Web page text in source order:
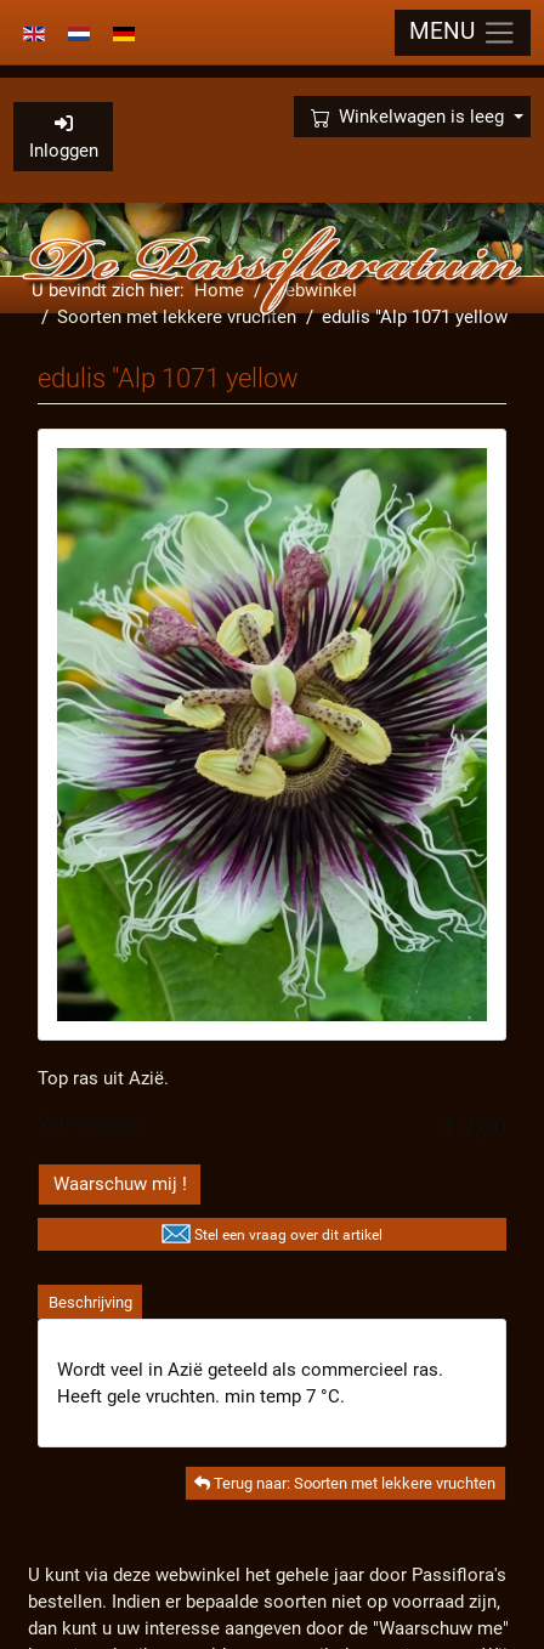
Inloggen
Winkelwagen is leeg
×
Selecteer de taal MENU
U bevindt zich hier:Home
Webwinkel
Soorten met lekkere vruchten
edulis "Alp 1071 yellow
edulis "Alp 1071 yellow
Top ras uit Azië.
Waarschuw mij !
Stel een vraag over dit artikel
Beschrijving
Wordt veel in Azië geteeld als commercieel ras.
Heeft gele vruchten. min temp 7 °C.
Terug naar: Soorten met lekkere vruchten
U kunt via deze webwinkel het gehele jaar door Passiflora's
bestellen. Indien er bepaalde soorten niet op voorraad zijn,
dan kunt u uw interesse aangeven door de "Waarschuw me"